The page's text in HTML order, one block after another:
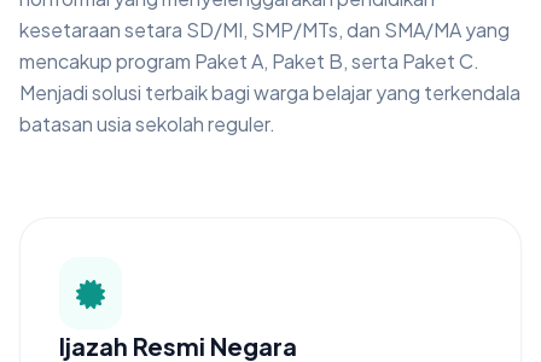
kesetaraan setara SD/MI, SMP/MTs, dan SMA/MA yang
mencakup program Paket A, Paket B, serta Paket C.
Menjadi solusi terbaik bagi warga belajar yang terkendala
batasan usia sekolah reguler.
Ijazah Resmi Negara